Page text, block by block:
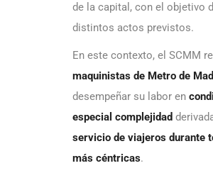
de la capital, con el objetivo
distintos actos previstos.
En este contexto, el SCMM
maquinistas de Metro de
desempeñar su labor en
especial complejidad
servicio de viajeros durante
más céntricas.